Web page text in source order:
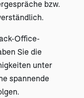
bzw.
Office-
Sie die
unter
spannende